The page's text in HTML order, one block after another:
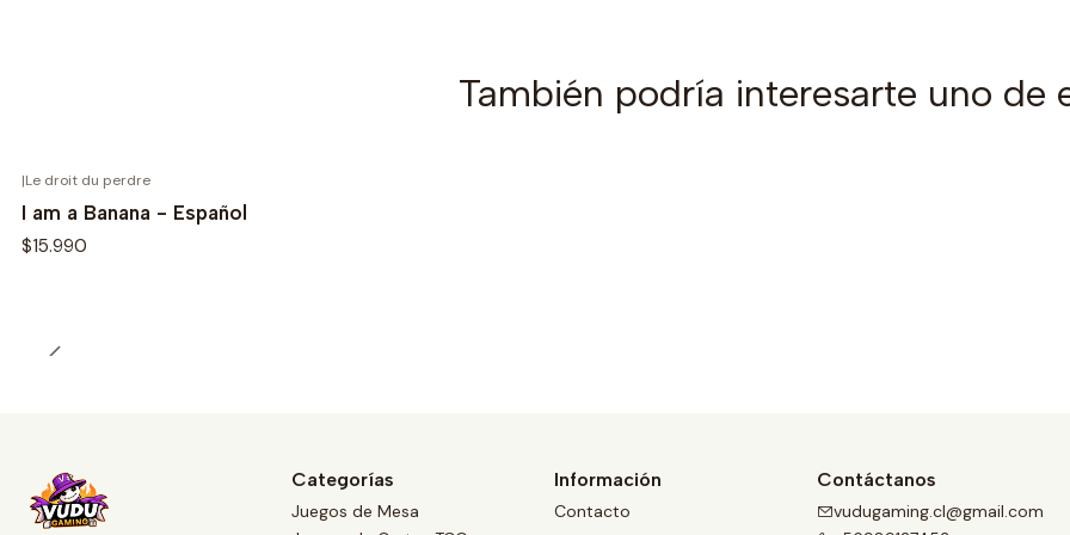
También podría interesarte uno de
|Le droit du perdre
I am a Banana - Español
$15.990
Categorías
Juegos de Mesa
Información
Contacto
Contáctanos
vudugaming.cl@gmail.com